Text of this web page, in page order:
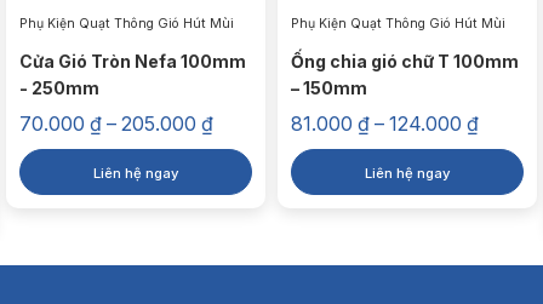
Phụ Kiện Quạt Thông Gió Hút Mùi
Cửa Gió Tròn Nefa 100mm
- 250mm
70.000 ₫ – 205.000 ₫Khoảng
giá:
70.000 ₫
Liên hệ ngay
Phụ Kiện Quạt Thông Gió Hút Mùi
Ống chia gió chữ T 100mm
– 150mm
81.000 ₫ – 124.000 ₫
giá:
Liên hệ ngay